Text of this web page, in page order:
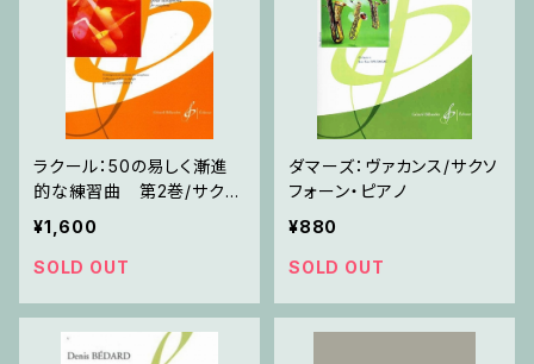
ラクール：50の易しく漸進
的な練習曲 第2巻/サクソ
フォーン
¥1,600
SOLD OUT
ダマーズ：ヴァカンス/サクソ
フォーン・ピアノ
¥880
SOLD OUT